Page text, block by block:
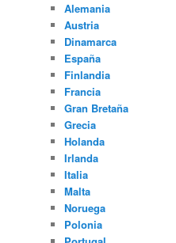
Alemania
Austria
Dinamarca
España
Finlandia
Francia
Gran Bretaña
Grecia
Holanda
Irlanda
Italia
Malta
Noruega
Polonia